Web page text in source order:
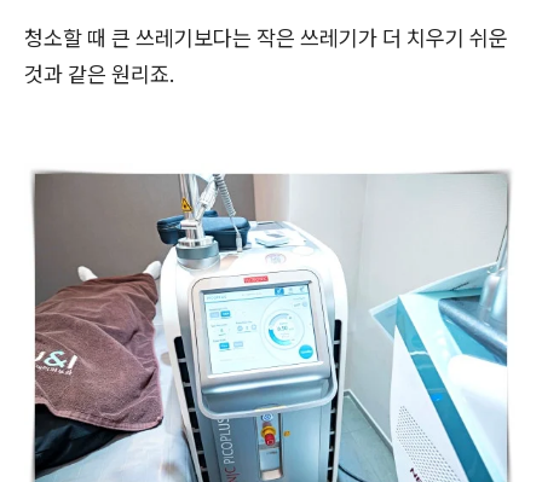
청소할 때 큰 쓰레기보다는 작은 쓰레기가 더 치우기 쉬운
것과 같은 원리죠.